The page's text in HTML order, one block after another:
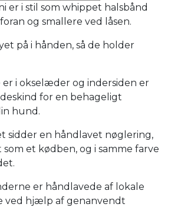
er i stil som whippet halsbånd
og smallere ved låsen.
på i hånden, så de holder
er i okselæder og indersiden er
for en behageligt
hund.
sidder en håndlavet nøglering,
et kødben, og i samme farve
er håndlavede af lokale
ved hjælp af genanvendt